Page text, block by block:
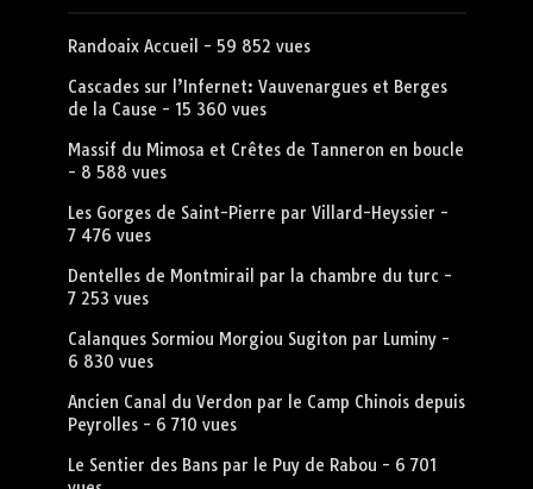
Randoaix Accueil - 59 852 vues
Cascades sur l’Infernet: Vauvenargues et Berges
de la Cause - 15 360 vues
Massif du Mimosa et Crêtes de Tanneron en boucle
- 8 588 vues
Les Gorges de Saint-Pierre par Villard-Heyssier -
7 476 vues
Dentelles de Montmirail par la chambre du turc -
7 253 vues
Calanques Sormiou Morgiou Sugiton par Luminy-
6 830 vues
Ancien Canal du Verdon par le Camp Chinois depuis
Peyrolles- 6 710 vues
Le Sentier des Bans par le Puy de Rabou - 6 701